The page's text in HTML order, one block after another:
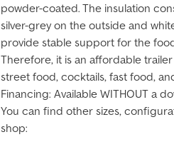
powder-coated. The insulation
silver-grey on the outside and
provide stable support for the
Therefore, it is an affordable
street food, cocktails, fast food,
Financing: Available WITHOUT a
You can find other sizes,
shop: